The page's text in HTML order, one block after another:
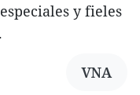
y fieles
VNA